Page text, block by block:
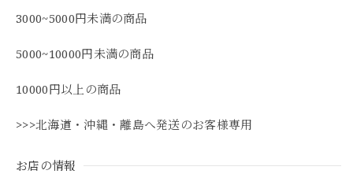
3000~5000円未満の商品
5000~10000円未満の商品
10000円以上の商品
>>>北海道・沖縄・離島へ発送のお客様専用
お店の情報